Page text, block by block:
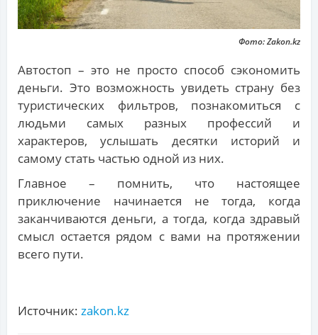
Фото: Zakon.kz
Автостоп – это не просто способ сэкономить
деньги. Это возможность увидеть страну без
туристических фильтров, познакомиться с
людьми самых разных профессий и
характеров, услышать десятки историй и
самому стать частью одной из них.
Главное – помнить, что настоящее
приключение начинается не тогда, когда
заканчиваются деньги, а тогда, когда здравый
смысл остается рядом с вами на протяжении
всего пути.
Источник: zakon.kz